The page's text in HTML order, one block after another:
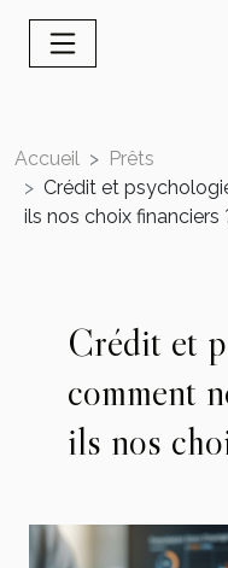
Accueil
Prêts
Crédit et
ils nos choix financiers
Crédit et
comment
ils nos